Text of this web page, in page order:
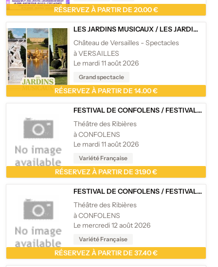
RÉSERVEZ À PARTIR DE 20.00 €
LES JARDINS MUSICAUX /LES JARDINS MUSICAUX DU CHÂTEAU DE VERSAILLES 2026
Château de Versailles - Spectacles
à VERSAILLES
Le mardi 11 août 2026
Grand spectacle
RÉSERVEZ À PARTIR DE 14.00 €
FESTIVAL DE CONFOLENS /FESTIVAL DE CONFOLENS
Théâtre des Ribières
à CONFOLENS
Le mardi 11 août 2026
Variété Française
RÉSERVEZ À PARTIR DE 31.90 €
FESTIVAL DE CONFOLENS /FESTIVAL DE CONFOLENS
Théâtre des Ribières
à CONFOLENS
Le mercredi 12 août 2026
Variété Française
RÉSERVEZ À PARTIR DE 37.40 €